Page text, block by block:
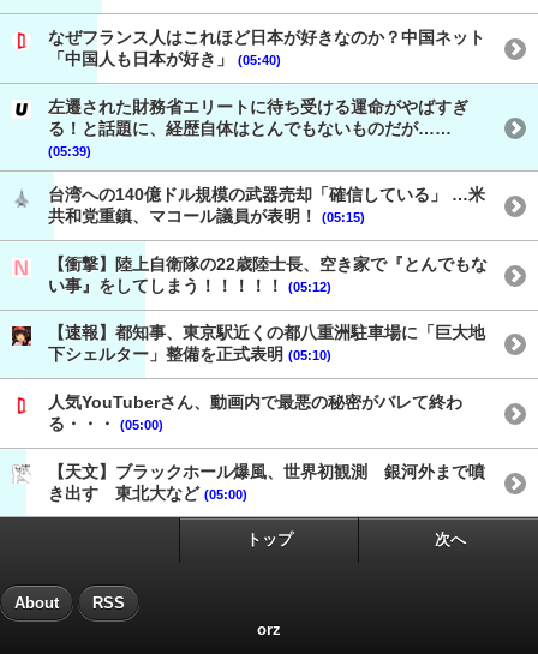
なぜフランス人はこれほど日本が好きなのか？中国ネット
「中国人も日本が好き」
(05:40)
左遷された財務省エリートに待ち受ける運命がやばすぎ
る！と話題に、経歴自体はとんでもないものだが……
(05:39)
台湾への140億ドル規模の武器売却「確信している」 …米
共和党重鎮、マコール議員が表明！
(05:15)
【衝撃】陸上自衛隊の22歳陸士長、空き家で『とんでもな
い事』をしてしまう！！！！！
(05:12)
【速報】都知事、東京駅近くの都八重洲駐車場に「巨大地
下シェルター」整備を正式表明 (05:10)
人気YouTuberさん、動画内で最悪の秘密がバレて終わ
る・・・
(05:00)
【天文】ブラックホール爆風、世界初観測 銀河外まで噴
き出す 東北大など (05:00)
トップ 次へ
About RSS
orz